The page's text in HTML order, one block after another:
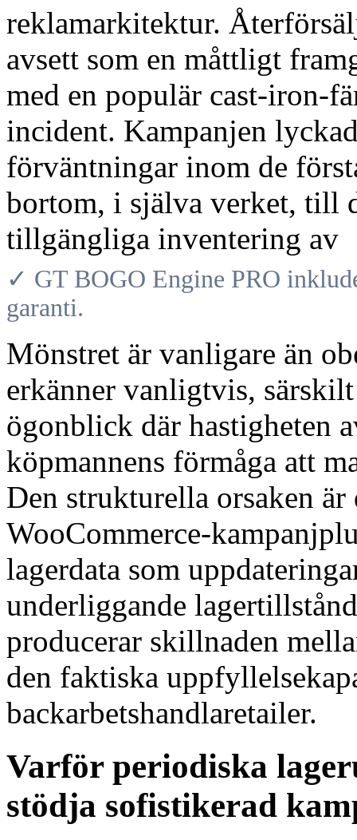
reklamarkitektur.
avsett som en måttligt
med en populär cast-iron-
incident. Kampanjen
förväntningar inom de
bortom, i själva verket, till
tillgängliga inventering av
✓ GT BOGO Engine PRO
garanti.
Mönstret är vanligare än
erkänner vanligtvis,
ögonblick där hastigheten
köpmannens förmåga att
Den strukturella orsaken
WooCommerce-
lagerdata som
underliggande
producerar skillnaden
den faktiska
backarbetshandlaretailer.
Varför periodiska
stödja sofistikerad